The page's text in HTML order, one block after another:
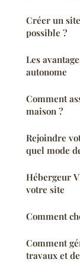
Créer un
possible ?
Les
autonome
Comment
maison ?
Rejoindre
quel mode
Hébergeur
votre site
Comment
Comment
travaux et